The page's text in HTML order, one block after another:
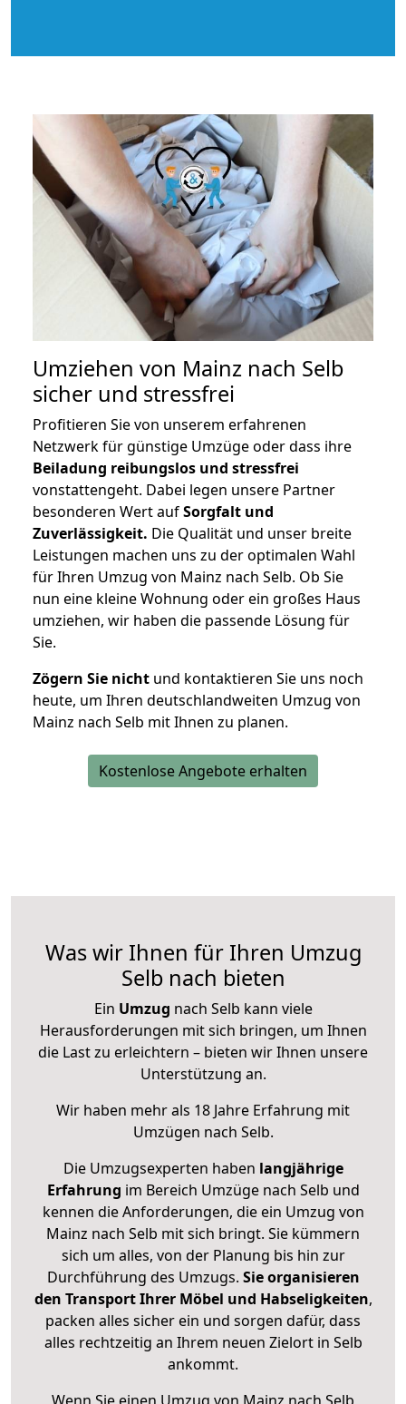
Umziehen von Mainz nach Selb
sicher und stressfrei
Profitieren Sie von unserem erfahrenen
Netzwerk für günstige Umzüge oder dass ihre
Beiladung reibungslos und stressfrei
vonstattengeht. Dabei legen unsere Partner
besonderen Wert aufSorgfalt und
Zuverlässigkeit. Die Qualität und unser breite
Leistungen machen uns zu der optimalen Wahl
für Ihren Umzug von Mainz nach Selb. Ob Sie
nun eine kleine Wohnung oder ein großes Haus
umziehen, wir haben die passende Lösung für
Sie.
Zögern Sie nicht und kontaktieren Sie uns noch
heute, um Ihren deutschlandweiten Umzug von
Mainz nach Selb mit Ihnen zu planen.
Kostenlose Angebote erhalten
Was wir Ihnen für Ihren Umzug
Selb nach bieten
Ein Umzug nach Selb kann viele
Herausforderungen mit sich bringen, um Ihnen
die Last zu erleichtern – bieten wir Ihnen unsere
Unterstützung an.
Wir haben mehr als 18 Jahre Erfahrung mit
Umzügen nach Selb.
Die Umzugsexperten haben langjährige
Erfahrung im Bereich Umzüge nach Selb und
kennen die Anforderungen, die ein Umzug von
Mainz nach Selb mit sich bringt. Sie kümmern
sich um alles, von der Planung bis hin zur
Durchführung des Umzugs. Sie organisieren
den Transport Ihrer Möbel und Habseligkeiten,
packen alles sicher ein und sorgen dafür, dass
alles rechtzeitig an Ihrem neuen Zielort in Selb
ankommt.